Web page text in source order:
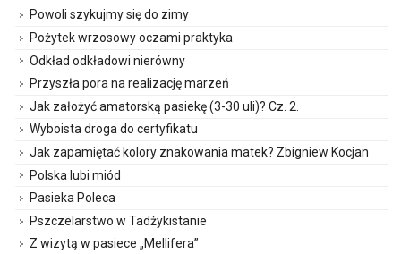
Powoli szykujmy się do zimy
Pożytek wrzosowy oczami praktyka
Odkład odkładowi nierówny
Przyszła pora na realizację marzeń
Jak założyć amatorską pasiekę (3-30 uli)? Cz. 2.
Wyboista droga do certyfikatu
Jak zapamiętać kolory znakowania matek? Zbigniew Kocjan
Polska lubi miód
Pasieka Poleca
Pszczelarstwo w Tadżykistanie
Z wizytą w pasiece „Mellifera”